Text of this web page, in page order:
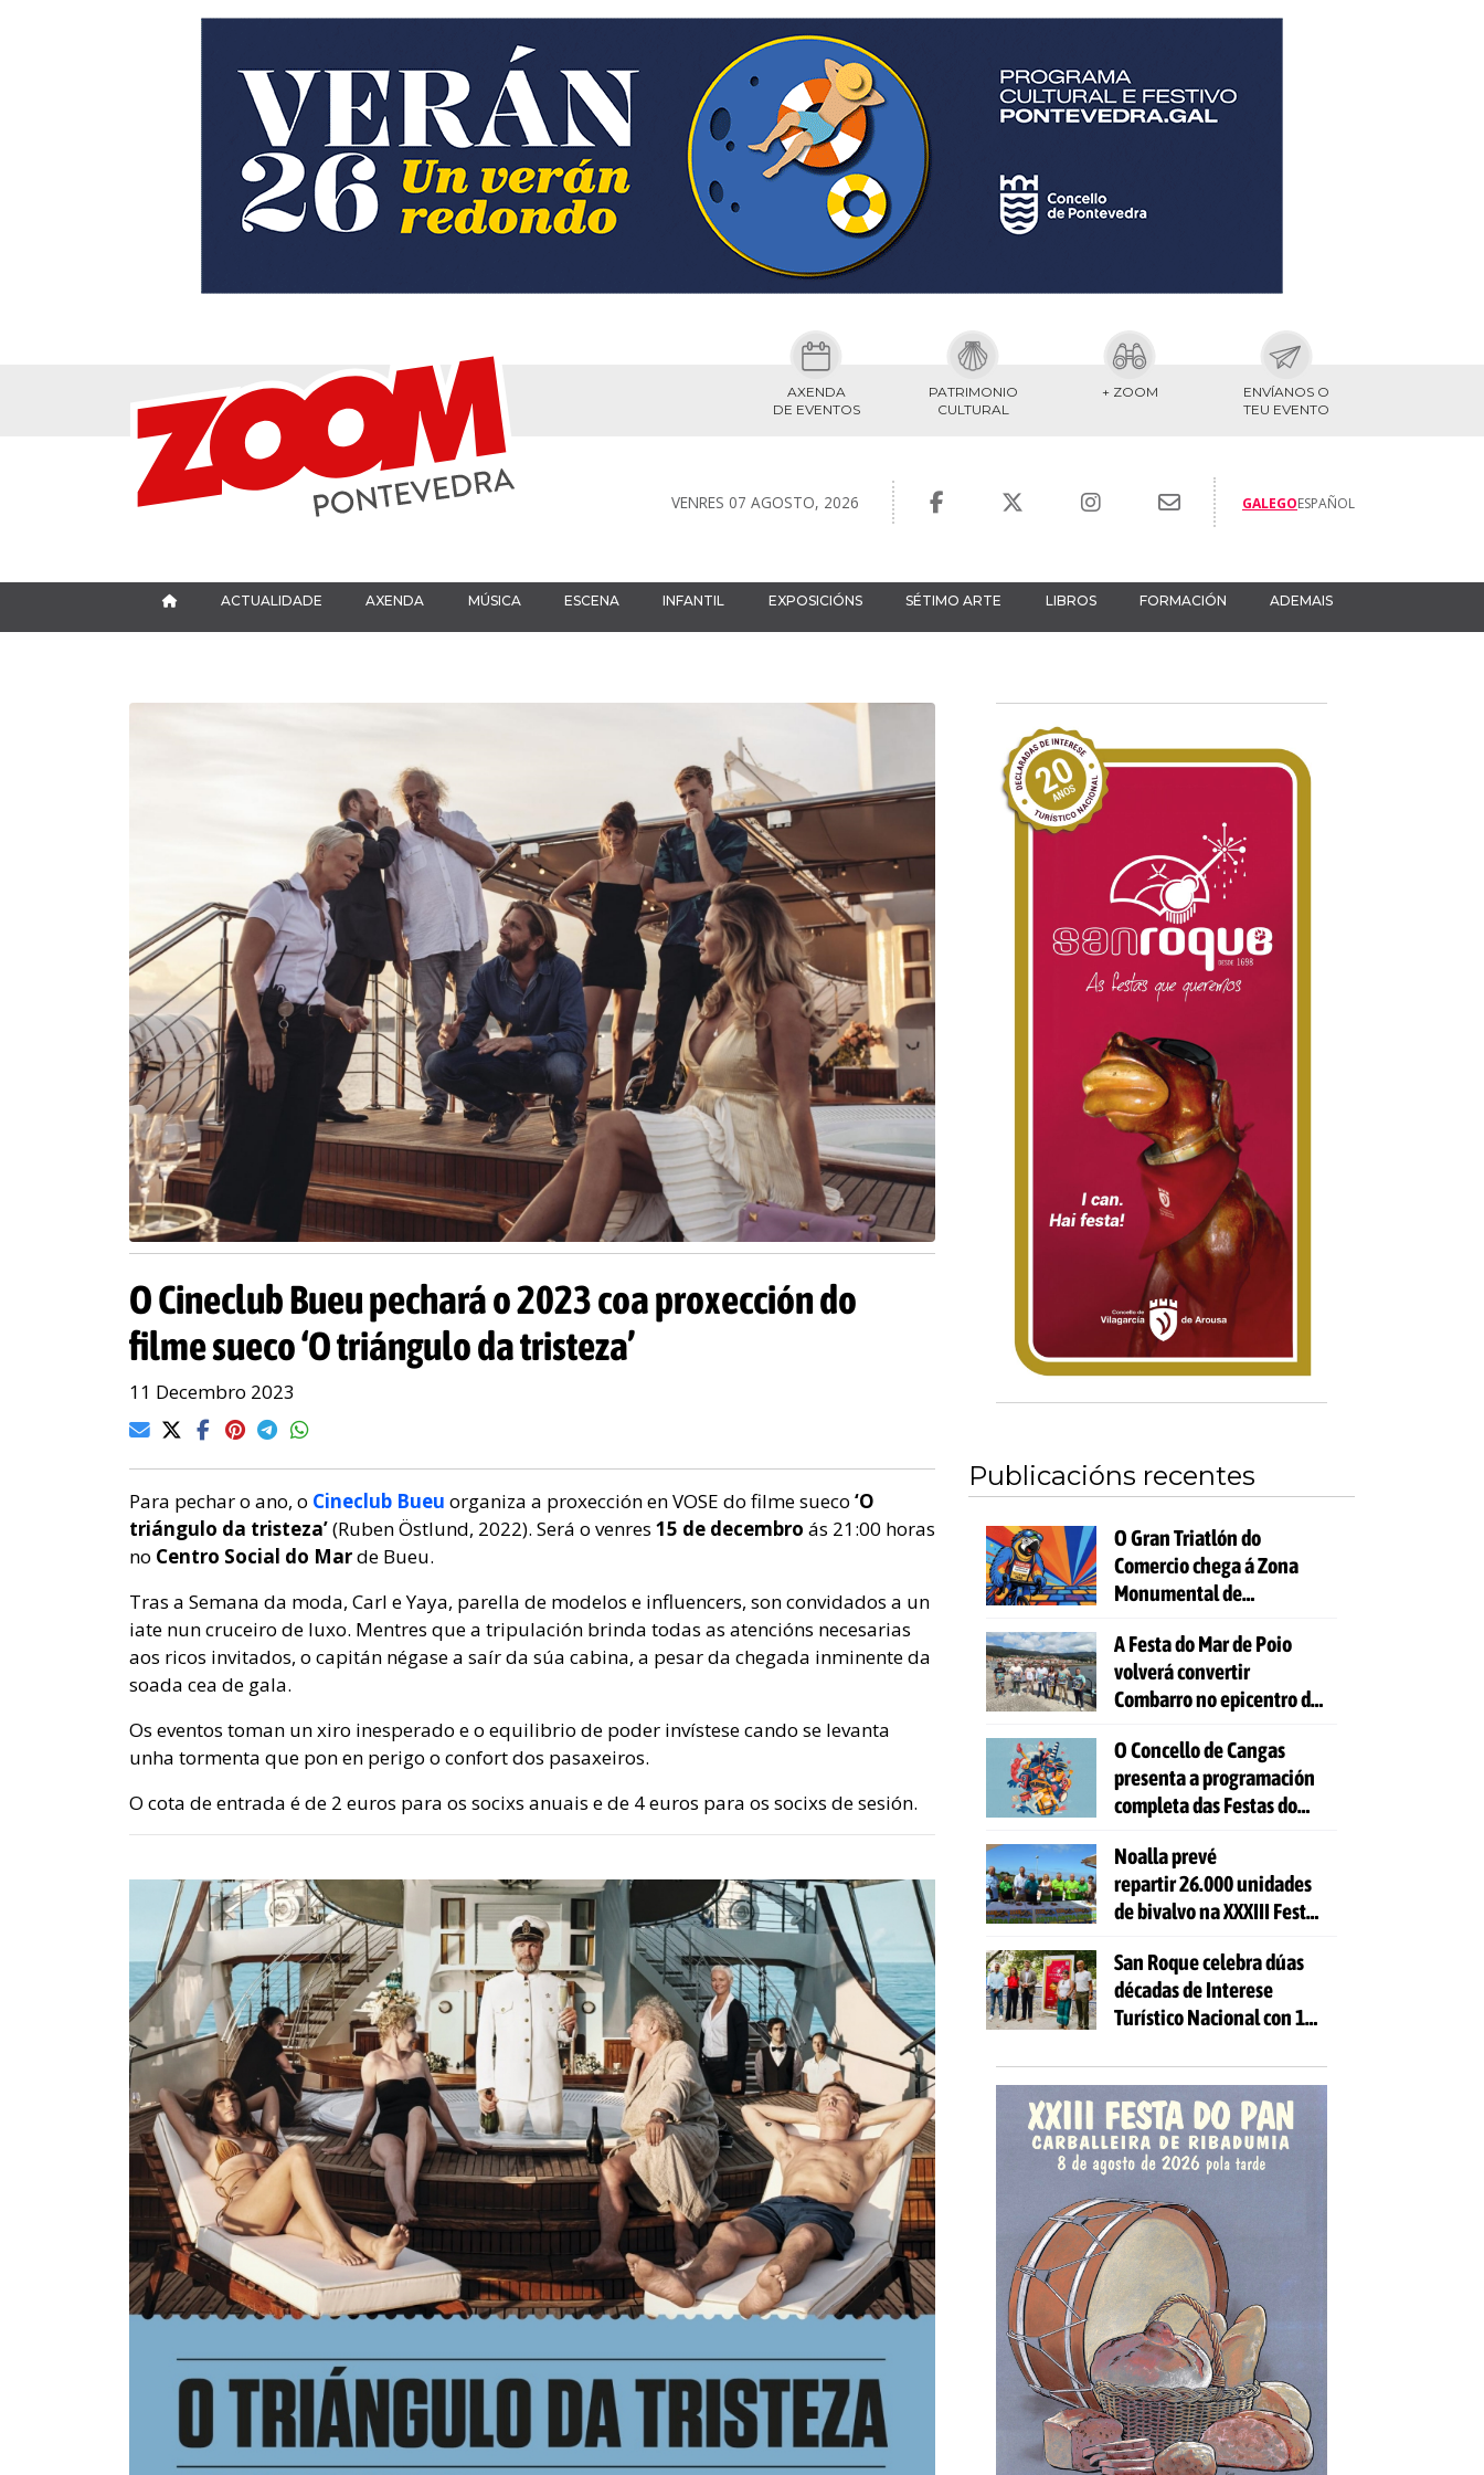
AXENDA
DE EVENTOS
PATRIMONIO
CULTURAL
+ ZOOM
ENVÍANOS O
TEU EVENTO
VENRES 07 AGOSTO, 2026 GALEGOESPAÑOL
ACTUALIDADE AXENDA MÚSICA ESCENA INFANTIL EXPOSICIÓNS SÉTIMO ARTE LIBROS FORMACIÓN ADEMAIS
O Cineclub Bueu pechará o 2023 coa proxección do
filme sueco ‘O triángulo da tristeza’
11 Decembro 2023
Para pechar o ano, o Cineclub Bueu organiza a proxección en VOSE do filme sueco ‘O
triángulo da tristeza’(Ruben Östlund, 2022). Será o venres 15 de decembro ás 21:00 horas
no Centro Social do Marde Bueu.
Tras a Semana da moda, Carl e Yaya, parella de modelos e influencers, son convidados a un
iate nun cruceiro de luxo. Mentres que a tripulación brinda todas as atencións necesarias
aos ricos invitados, o capitán négase a saír da súa cabina, a pesar da chegada inminente da
soada cea de gala.
Os eventos toman un xiro inesperado e o equilibrio de poder invístese cando se levanta
unha tormenta que pon en perigo o confort dos pasaxeiros.
O cota de entrada é de 2 euros para os socixs anuais e de 4 euros para os socixs de sesión.
Publicacións recentes
O Gran Triatlón do
Comercio chega á Zona
Monumental de
A Festa do Mar de Poio
volverá convertir
Combarro no epicentro da
O Concello de Cangas
presenta a programación
completa das Festas do
Noalla prevé
repartir 26.000 unidades
de bivalvo na XXXIII Festa
San Roque celebra dúas
décadas de Interese
Turístico Nacional con 10
actividades gratuítas